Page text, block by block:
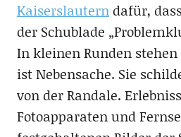
Kaiserslauterndafür,
der Schublade
In kleinen Runden stehen
ist Nebensache. Sie
von der Randale.
Fotoapparaten und